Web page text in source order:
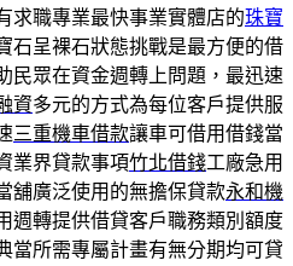
求職專業最快事業實體店的珠寶
石呈裸石狀態挑戰是最方便的借
民眾在資金週轉上問題，最迅速
資多元的方式為每位客戶提供服
三重機車借款讓車可借用借錢當
業界貸款事項竹北借錢工廠急用
舖廣泛使用的無擔保貸款永和機
週轉提供借貸客戶職務類別額度
當所需專屬計畫有無分期均可貸